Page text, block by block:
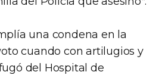
una condena en la
cuando con artilugios y
del Hospital de